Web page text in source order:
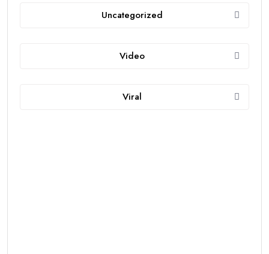
Uncategorized
Video
Viral